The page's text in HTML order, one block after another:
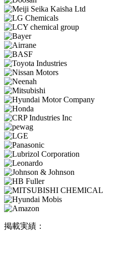
掲載実績：